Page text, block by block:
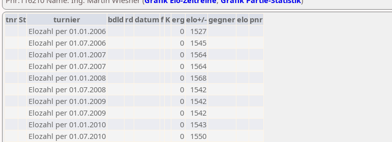
tnrSt turnier bdld rd datumf Kerg elo+/-gegnerelo pnr
Elozahl per 01.01.2006
0
1527
Elozahl per 01.07.2006
0
1545
Elozahl per 01.01.2007
0
1564
Elozahl per 01.07.2007
0
1564
Elozahl per 01.01.2008
0
1568
Elozahl per 01.07.2008
0
1542
Elozahl per 01.01.2009
0
1542
Elozahl per 01.07.2009
0
1542
Elozahl per 01.01.2010
0
1543
Elozahl per 01.07.2010
0
1550